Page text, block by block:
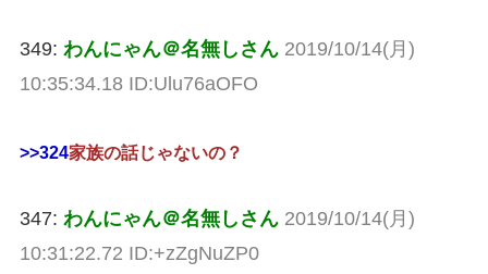
349: わんにゃん＠名無しさん 2019/10/14(月)
10:35:34.18 ID:Ulu76aOFO
>>324家族の話じゃないの？
347: わんにゃん＠名無しさん 2019/10/14(月)
10:31:22.72 ID:+zZgNuZP0